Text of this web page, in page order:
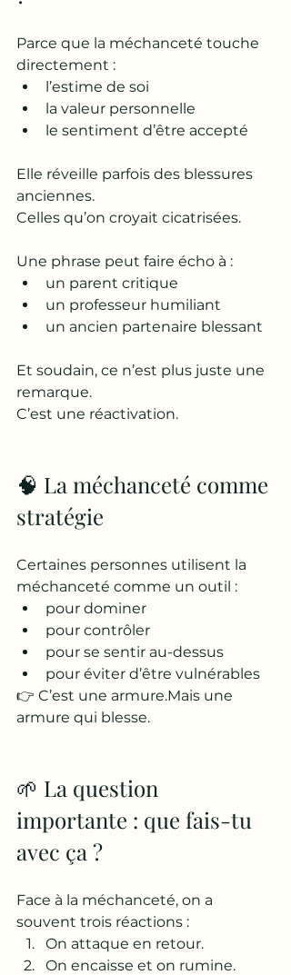
Parce que la méchanceté touche
directement :
l’estime de soi
la valeur personnelle
le sentiment d’être accepté
Elle réveille parfois des blessures
anciennes.
Celles qu’on croyait cicatrisées.
Une phrase peut faire écho à :
un parent critique
un professeur humiliant
un ancien partenaire blessant
Et soudain, ce n’est plus juste une
remarque.
C’est une réactivation.
🧠 La méchanceté comme
stratégie
Certaines personnes utilisent la
méchanceté comme un outil :
pour dominer
pour contrôler
pour se sentir au-dessus
pour éviter d’être vulnérables
👉 C’est une armure.Mais une
armure qui blesse.
🌱 La question
importante : que fais-tu
avec ça ?
Face à la méchanceté, on a
souvent trois réactions :
On attaque en retour.
On encaisse et on rumine.